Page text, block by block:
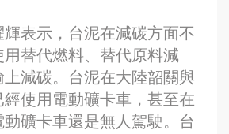
輝表示，台泥在減碳方面不
替代燃料、替代原料減
減碳。台泥在大陸韶關與
使用電動礦卡車，甚至在
礦卡車還是無人駕駛。台